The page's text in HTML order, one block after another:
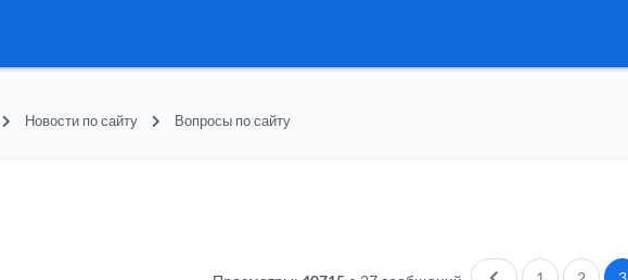
Новости по сайту Вопросы по сайту